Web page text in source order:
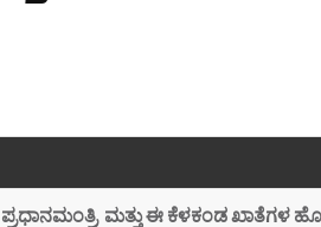
ಪ್ರಧಾನಮಂತ್ರಿ ಮತ್ತು ಈ ಕೆಳಕಂಡ ಖಾತೆಗಳ